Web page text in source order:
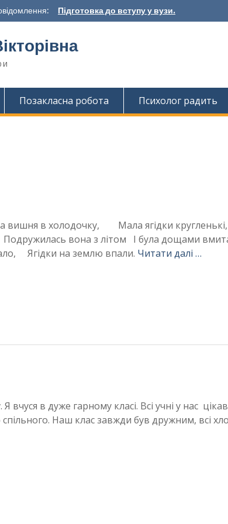
Підготовка до вступу у вузи.
Позакласна робота Психолог радить
в холодочку, Мала ягідки
вона з літом І була дощами
Ягідки на землю впали. Читати далі …
вчуся в дуже гарному класі. Всі учні у нас
спільного. Наш клас завжди був дружним, всі